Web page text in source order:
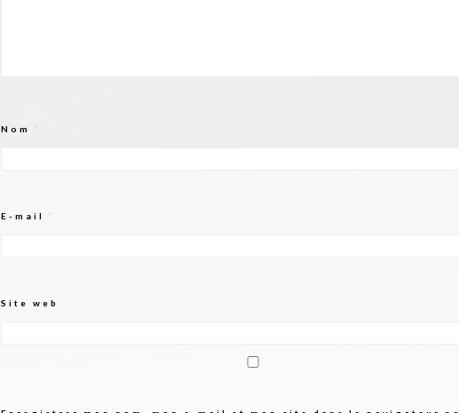
Nom *
E-mail *
Site web